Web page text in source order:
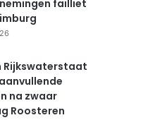
failliet
Rijkswaterstaat
na zwaar
Roosteren